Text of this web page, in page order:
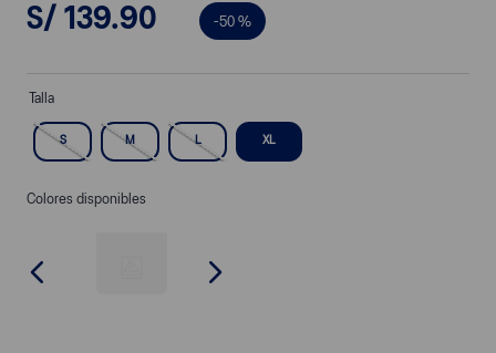
S/ 139.90 -50 %
Talla
S M L XL
Colores disponibles